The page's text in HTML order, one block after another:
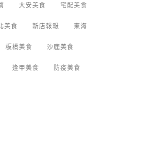
大安美食 宅配美食
美食 新店報報 東海
板橋美食 沙鹿美食
逢甲美食 防疫美食